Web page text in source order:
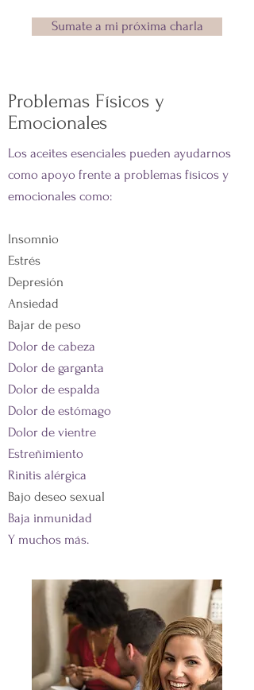
Sumate a mi próxima charla
Problemas Físicos y
Emocionales
​Los aceites esenciales pueden ayudarnos
como apoyo frente a problemas físicos y
emocionales como:
Insomnio
Estrés
Depresión
Ansiedad
Bajar de peso
Dolor de cabeza
Dolor de garganta
Dolor de espalda
Dolor de estómago
Dolor de vientre
Estreñimiento
Rinitis alérgica
Bajo deseo sexual
Baja inmunidad
Y muchos más.